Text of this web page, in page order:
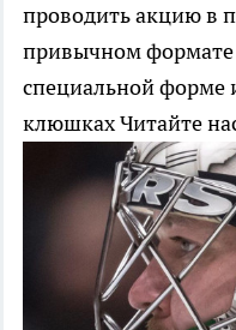
проводить акцию в
привычном
специальной форме
клюшкахЧитайте